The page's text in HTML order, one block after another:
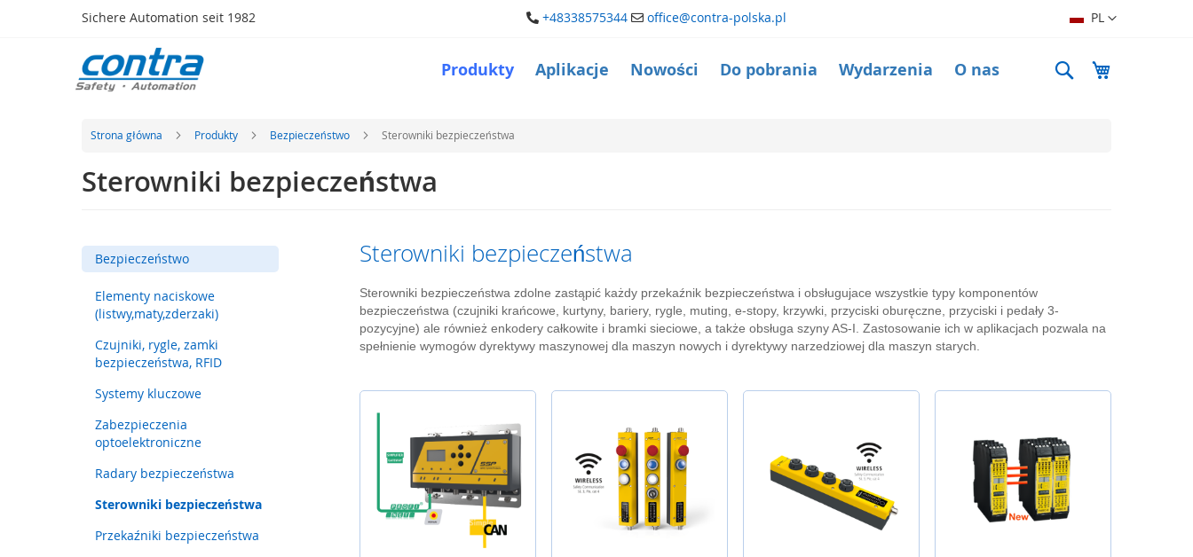
Sichere Automation seit 1982 +48338575344 office@contra-polska.pl
Przejdź
treści
JęzykPL
Produkty
Bezpieczeństwo
naciskowe
Czujniki,
rygle,
RFID
Systemy
kluczowe
Zabezpieczenia
Radary
Sterowniki
bezpieczeństwa
Przekaźniki
bezpieczeństwa
urządzenia
ochronne
Produkty Aplikacje Nowości Do pobrania Wydarzenia O nas Search
Strona główna Produkty Bezpieczeństwo Sterowniki bezpieczeństwa
Sterowniki bezpieczeństwa
Sterowniki bezpieczeństwa
Sterowniki bezpieczeństwa zdolne zastąpić każdy przekaźnik bezpieczeństwa i obsługujace wszystkie typy komponentów
bezpieczeństwa (czujniki krańcowe, kurtyny, bariery, rygle, muting, e-stopy, krzywki, przyciski oburęczne, przyciski i pedały 3-
pozycyjne) ale również enkodery całkowite i bramki sieciowe, a także obsługa szyny AS-I. Zastosowanie ich w aplikacjach pozwala na
spełnienie wymogów dyrektywy maszynowej dla maszyn nowych i dyrektywy narzedziowej dla maszyn starych.
Bezpieczeństwo
Elementy naciskowe
(listwy,maty,zderzaki)
Czujniki, rygle, zamki
bezpieczeństwa, RFID
Systemy kluczowe
Zabezpieczenia
optoelektroniczne
Radary bezpieczeństwa
Sterowniki bezpieczeństwa
Przekaźniki bezpieczeństwa